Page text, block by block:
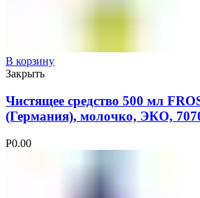
В корзину
Закрыть
Чистящее средство 500 мл
(Германия), молочко, ЭКО,
Р0.00